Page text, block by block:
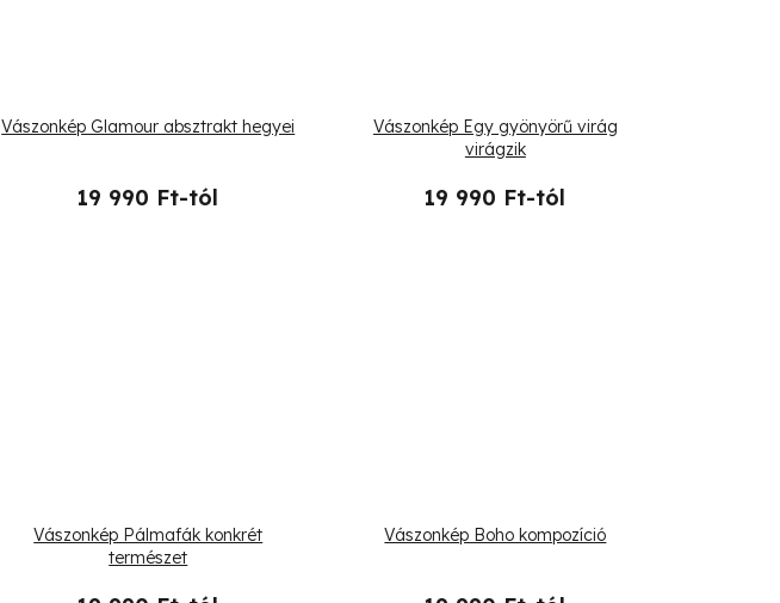
Vászonkép Glamour absztrakt hegyei
19 990 Ft-tól
Vászonkép Egy gyönyörű virág
virágzik
19 990 Ft-tól
Vászonkép Pálmafák konkrét
természet
Vászonkép Boho kompozíció